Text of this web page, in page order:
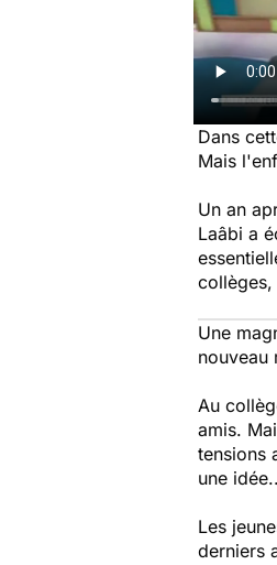
Dans
Mais
Un an
Laâbi a
Une
nouveau
Au
amis.
tensions
une
Les
derniers